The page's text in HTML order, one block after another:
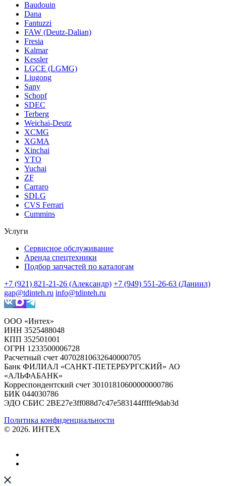
Baudouin
Dana
Fantuzzi
FAW (Deutz-Dalian)
Fresia
Kalmar
Kessler
LGCE (LGMG)
Liugong
Sany
Schopf
SDEC
Terberg
Weichai-Deutz
XCMG
XGMA
Xinchai
YTO
Yuchai
ZF
Carraro
SDLG
CVS Ferrari
Cummins
Услуги
Сервисное обслуживание
Аренда спецтехники
Подбор запчастей по каталогам
+7 (921) 821-21-26 (Александр) +7 (949) 551-26-63 (Даниил)
gap@tdinteh.ru info@tdinteh.ru
ООО «Интех»
ИНН 3525488048
КПП 352501001
ОГРН 1233500006728
Расчетный счет 40702810632640000705
Банк ФИЛИАЛ «САНКТ-ПЕТЕРБУРГСКИЙ» АО
«АЛЬФАБАНК»
Корреспондентский счет 30101810600000000786
БИК 044030786
ЭДО СБИС 2BE27e3ff088d7c47e583144ffffe9dab3d
Политика конфиденциальности
© 2026. ИНТЕХ